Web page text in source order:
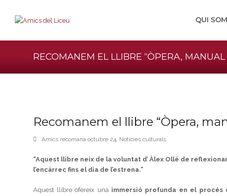
QUI SOM
RECOMANEM EL LLIBRE “ÒPERA, MANUAL
Recomanem el llibre “Òpera,
Amics recomana octubre 24, Notícies culturals
“Aquest llibre neix de la voluntat d’ Àlex Ollé de
l’encàrrec fins el dia de l’estrena.”
Aquest llibre ofereix unaimmersió profunda en el procés